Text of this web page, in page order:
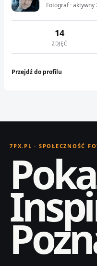
Fotograf ·
14
ZDJĘĆ
Przejdź do profilu
7PX.PL · SPOŁECZNOŚĆ